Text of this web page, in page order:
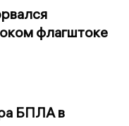
флагштоке
БПЛА в